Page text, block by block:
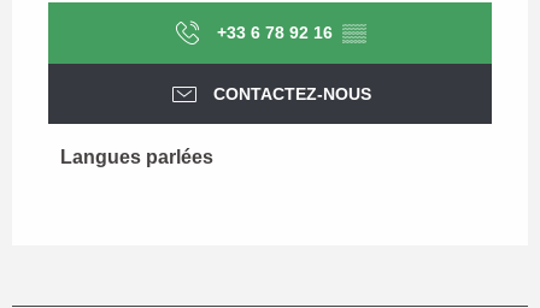
+33 6 78 92 16 ▒▒
CONTACTEZ-NOUS
Langues parlées
Langues parlées